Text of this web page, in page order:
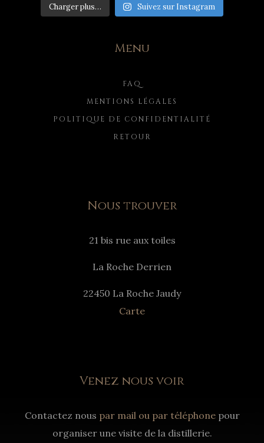
Charger plus… Suivez sur Instagram
Menu
FAQ
MENTIONS LÉGALES
POLITIQUE DE CONFIDENTIALITÉ
RETOUR
Nous trouver
21 bis rue aux toiles
La Roche Derrien
22450 La Roche Jaudy
Carte
Venez nous voir
Contactez nous par mail ou par téléphonepour
organiser une visite de la distillerie.